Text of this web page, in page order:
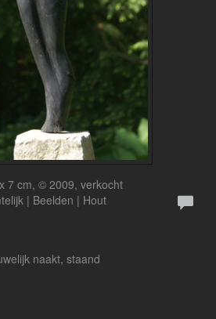
7 cm, © 2009, verkocht
| Beelden | Hout
naakt, staand